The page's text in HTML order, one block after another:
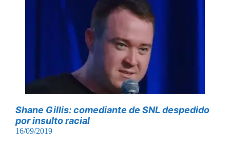
Shane Gillis: comediante de SNL despedido
por insulto racial
16/09/2019